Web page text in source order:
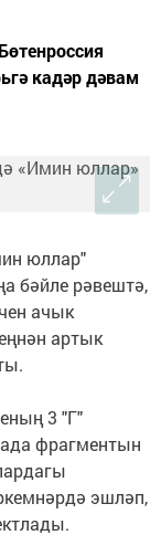
кадәр дәвам
юллар"
бәйле рәвештә,
ачык
артык
3 "Г"
фрагментын
эшләп,